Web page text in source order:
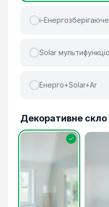
і-
Solar
Енерго+Solar+Ar
Декоративне скло